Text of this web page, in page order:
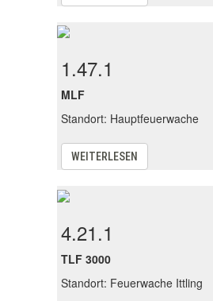
1.47.1
MLF
Standort: Hauptfeuerwache
WEITERLESEN
4.21.1
TLF 3000
Standort: Feuerwache Ittling